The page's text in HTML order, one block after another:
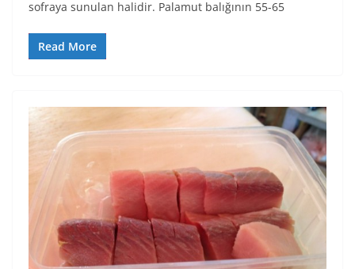
sofraya sunulan halidir. Palamut balığının 55-65
Read More